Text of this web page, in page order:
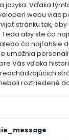
jazyka. Vďaka
webu viac
stránku tak,
aby ste čo
čo najľahšie
umožnia
Vás vďaka
roztriedené